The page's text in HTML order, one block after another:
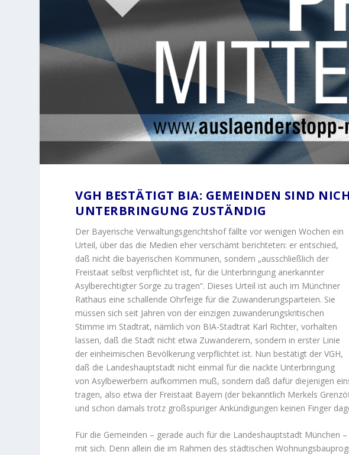
VGH BESTÄTIGT BIA: GEMEINDEN SIND
UNTERBRINGUNG ZUSTÄNDIG
Der Bayerische Verwaltungsgerichtshof fällte vor wenigen Wochen ein
Urteil, über das die Medien eher verschämt berichteten: er entschied,
daß nicht die bayerischen Kommunen, sondern „ausschließlich der
Freistaat selbst verpflichtet ist, für die Unterbringung anerkannter
Asylberechtigter Sorge zu tragen“. Dieses Urteil ist auch im Münchner
Rathaus eine schallende Ohrfeige für die Zuwanderungsparteien. Sie
müssen sich seit Jahren von der einzigen zuwanderungskritischen
Stimme im Stadtrat, nämlich von BIA-Stadtrat Karl Richter, vorhalten
lassen, daß die Stadt nicht etwa Zuwanderern, sondern in erster Linie
der einheimischen Bevölkerung verpflichtet ist. Nun bestätigt der VGH,
daß die Landeshauptstadt nicht einmal für die nackte Unterbringung
von Asylbewerbern aufkommen muß, sondern daß dafür diejenigen
tragen, also etwa der Freistaat Bayern (der bekanntlich Merkels
und schon damals trotz großspuriger Ankündigungen keinen Finger
Für die Gemeinden – gerade auch für die Landeshauptstadt München
mit sich. Denn allein die im Rahmen des städtischen